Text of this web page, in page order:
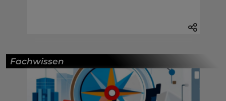
Fachwissen